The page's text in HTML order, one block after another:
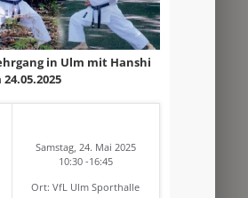
in Ulm mit Hanshi
Samstag, 24. Mai 2025
10:30 -16:45
Ort: VfL Ulm Sporthalle